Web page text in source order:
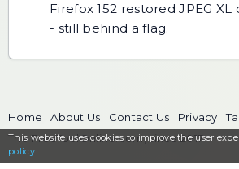
Firefox 152 restored JPEG
- still behind a flag.
This website uses cookies toimprove the user
policy.
Home About Us Contact Us Privacy
The FreeToolOnline.com, since 2017